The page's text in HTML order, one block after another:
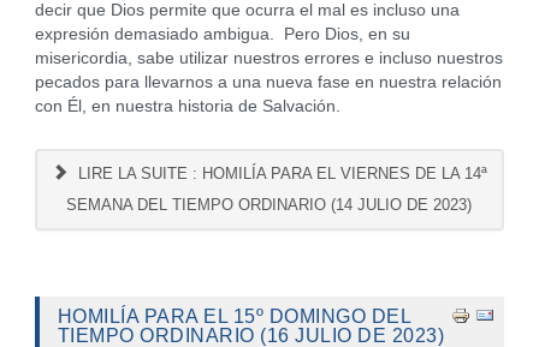
decir que Dios permite que ocurra el mal es incluso una
expresión demasiado ambigua. Pero Dios, en su
misericordia, sabe utilizar nuestros errores e incluso nuestros
pecados para llevarnos a una nueva fase en nuestra relación
con Él, en nuestra historia de Salvación.
LIRE LA SUITE : HOMILÍA PARA EL VIERNES DE LA 14ª
SEMANA DEL TIEMPO ORDINARIO (14 JULIO DE 2023)
HOMILÍA PARA EL 15º DOMINGO DEL
TIEMPO ORDINARIO (16 JULIO DE 2023)